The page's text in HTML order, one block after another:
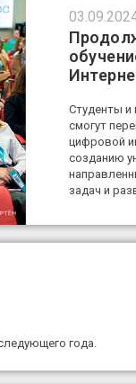
Студенты и
смогут
цифровой
созданию
задач и
года.